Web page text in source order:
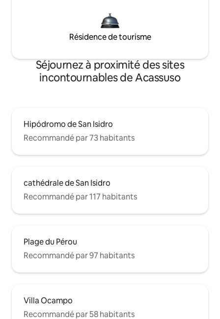
Résidence de tourisme
Séjournez à proximité des sites
incontournables de Acassuso
Hipódromo de San Isidro
Recommandé par 73 habitants
cathédrale de San Isidro
Recommandé par 117 habitants
Plage du Pérou
Recommandé par 97 habitants
Villa Ocampo
Recommandé par 58 habitants